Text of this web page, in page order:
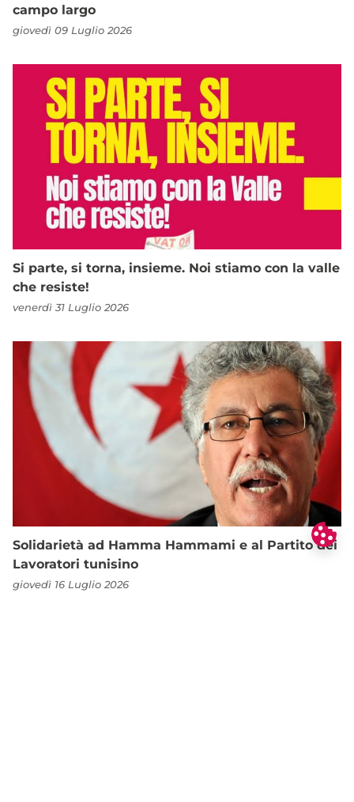
campo largo
giovedì 09 Luglio 2026
Si parte, si torna, insieme. Noi stiamo con la valle
che resiste!
venerdì 31 Luglio 2026
Solidarietà ad Hamma Hammami e al Partito dei
Lavoratori tunisino
giovedì 16 Luglio 2026